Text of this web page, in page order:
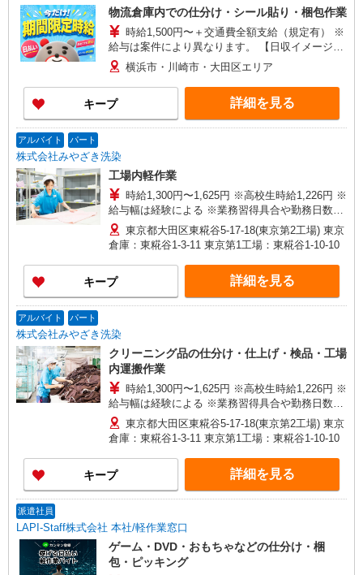
物流倉庫内での仕分け・シール貼り・梱包作業
時給1,500円〜＋交通費全額支給（規定有） ※
給与は案件により異なります。 【日収イメージ
（例）】 日勤8h：12,000円 【月収イメージ
（例）】 週3日（月12日）：144,000円 週5日（月
22日）：264,000円 ※いずれも一例・実働時間に
より変動。交通費別途（規定）。
横浜市・川崎市・大田区エリア
キープ 詳細を見る
アルバイト パート
株式会社みやざき洗染
工場内軽作業
時給1,300円〜1,625円 ※高校生時給1,226円 ※
給与幅は経験による ※業務習得具合や勤務日数に
応じて変動あり
東京都大田区東糀谷5-17-18(東京第2工場) 東京
倉庫：東糀谷1-3-11 東京第1工場：東糀谷1-10-10
キープ 詳細を見る
アルバイト パート
株式会社みやざき洗染
クリーニング品の仕分け・仕上げ・検品・工場
内運搬作業
時給1,300円〜1,625円 ※高校生時給1,226円 ※
給与幅は経験による ※業務習得具合や勤務日数に
応じて変動あり
東京都大田区東糀谷5-17-18(東京第2工場) 東京
倉庫：東糀谷1-3-11 東京第1工場：東糀谷1-10-10
キープ 詳細を見る
派遣社員
LAPI-Staff株式会社 本社/軽作業窓口
ゲーム・DVD・おもちゃなどの仕分け・梱
包・ピッキング